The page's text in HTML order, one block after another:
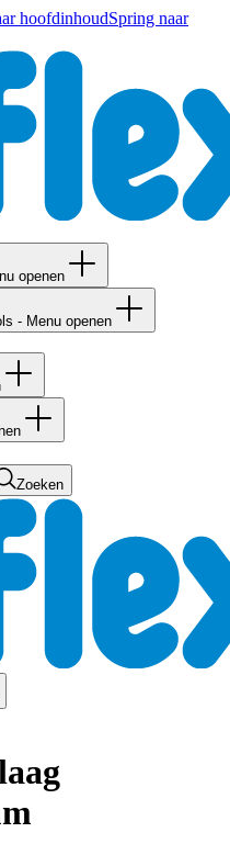
hoofdinhoudSpring naar
openen
- Menu openen
Zoeken